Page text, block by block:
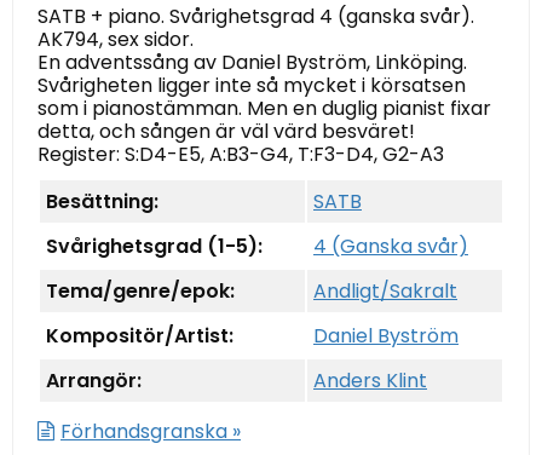
SATB + piano. Svårighetsgrad 4 (ganska svår).
AK794, sex sidor.
En adventssång av Daniel Byström, Linköping.
Svårigheten ligger inte så mycket i körsatsen
som i pianostämman. Men en duglig pianist fixar
detta, och sången är väl värd besväret!
Register: S:D4-E5, A:B3-G4, T:F3-D4, G2-A3
Besättning:
SATB
Svårighetsgrad (1-5):
4 (Ganska svår)
Tema/genre/epok:
Andligt/Sakralt
Kompositör/Artist:
Daniel Byström
Arrangör:
Anders Klint
Förhandsgranska »